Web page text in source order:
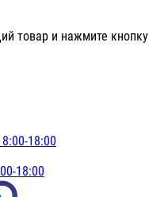
товар и нажмите кнопку
18:00
18:00